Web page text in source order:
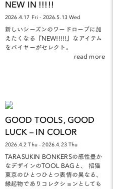
NEW IN !!!!!
2026.4.17 Fri - 2026.5.13 Wed
新しいシーズンのワードローブに加
えたくなる『NEW!!!!!』なアイテム
をバイヤーがセレクト。
read more
GOOD TOOLS, GOOD
LUCK – IN COLOR
2026.4.2 Thu - 2026.4.23 Thu
TARASUKIN BONKERSの感性豊か
なデザインのTOOL BAGと、 招猫
東京のひとつひとつ表情の異なる、
縁起物でありコレクションとしても